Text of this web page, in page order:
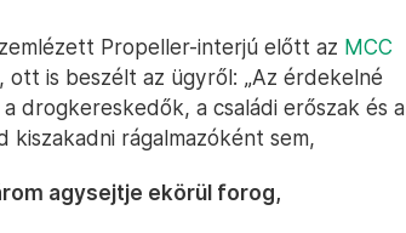
Propeller-interjú előtt az MCC
is beszélt az ügyről: „Az érdekelné
drogkereskedők, a családi erőszak és a
rágalmazóként sem,
agysejtje ekörül forog,